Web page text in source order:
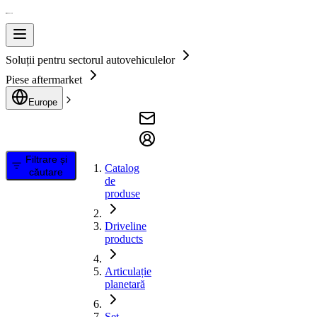
Soluții pentru sectorul autovehiculelor
Piese aftermarket
Europe
Filtrare și
căutare
Catalog
de
produse
Driveline
products
Articulație
planetară